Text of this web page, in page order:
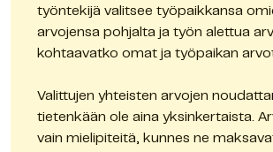
työntekijä valitsee työpaikkansa
arvojensa pohjalta ja työn alettua
kohtaavatko omat ja työpaikan
Valittujen yhteisten arvojen
tietenkään ole aina yksinkertaista.
vain mielipiteitä, kunnes ne